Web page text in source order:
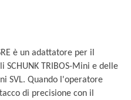
è un adattatore per il
TRIBOS-Mini e delle
SVL. Quando l'operatore
di precisione con il